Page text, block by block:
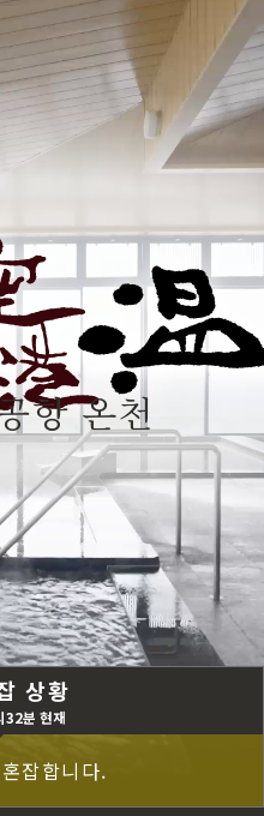
항 온천
상황
32분 현재
잡합니다.